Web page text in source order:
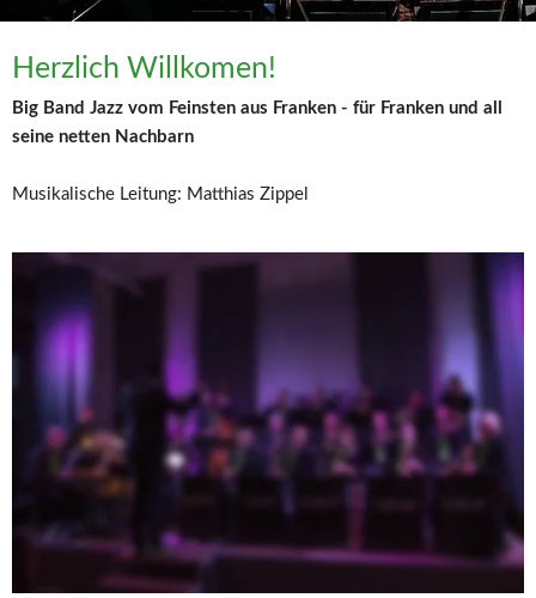
Herzlich Willkomen!
Big Band Jazz vom Feinsten aus Franken - für Franken und all
seine netten Nachbarn
Musikalische Leitung: Matthias Zippel